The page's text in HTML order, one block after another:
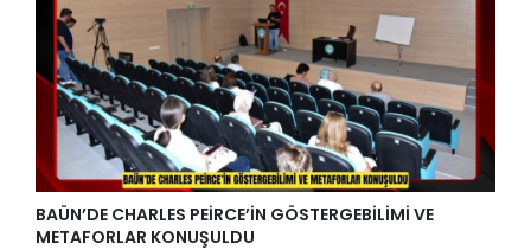
BAÜN’DE CHARLES PEİRCE’İN GÖSTERGEBİLİMİ VE
METAFORLAR KONUŞULDU